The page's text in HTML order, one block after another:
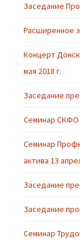
Заседание
Расширенное
Концерт
мая 2018 г.
Заседание
Семинар СКФО
Семинар
актива 13
Заседание
Заседание
Семинар